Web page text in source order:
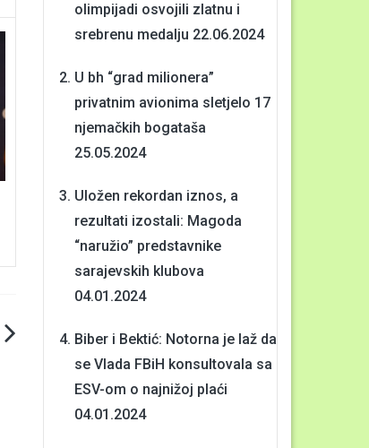
olimpijadi osvojili zlatnu i
srebrenu medalju 22.06.2024
U bh “grad milionera”
privatnim avionima sletjelo 17
njemačkih bogataša
25.05.2024
Uložen rekordan iznos, a
rezultati izostali: Magoda
“naružio” predstavnike
sarajevskih klubova
04.01.2024
Biber i Bektić: Notorna je laž da
se Vlada FBiH konsultovala sa
ESV-om o najnižoj plaći
04.01.2024